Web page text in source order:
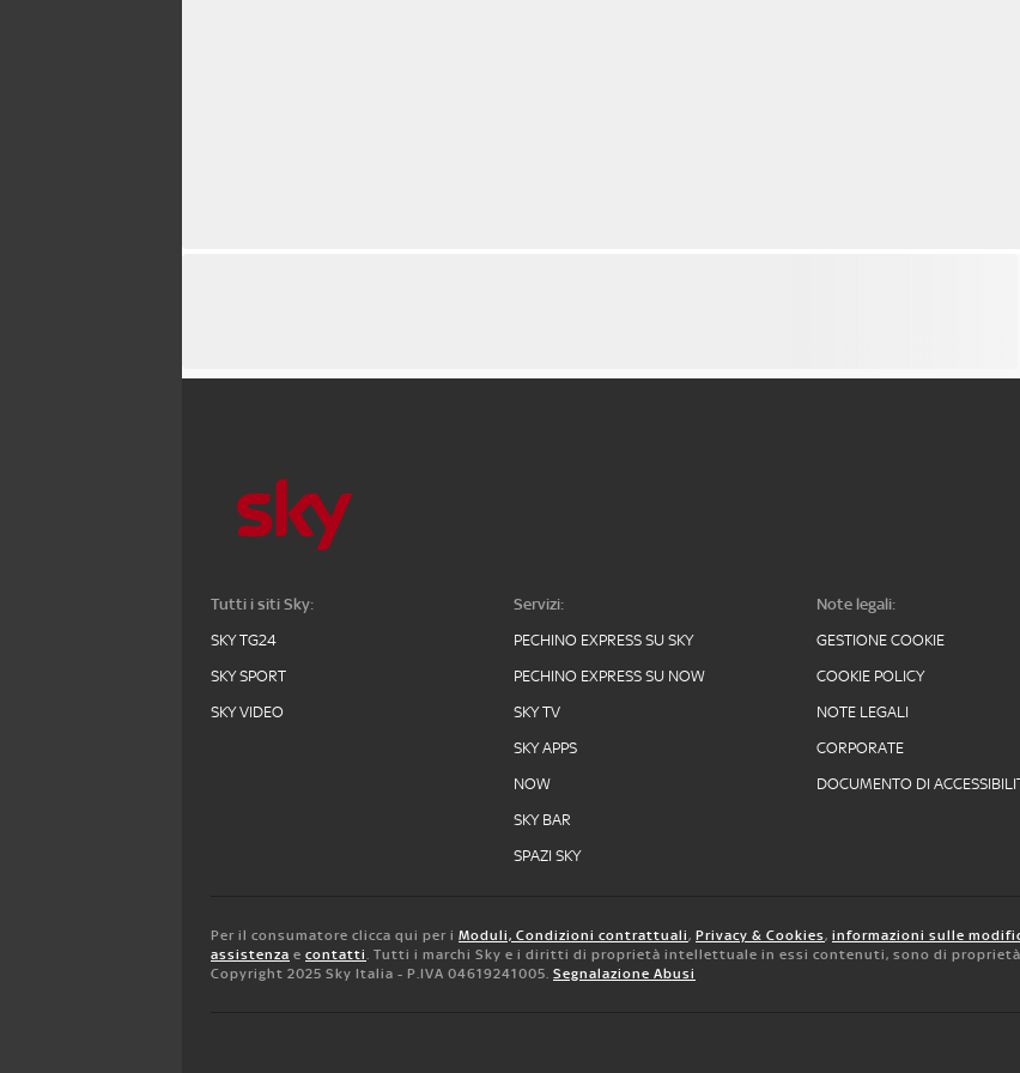
Tutti i siti Sky:
SKY TG24
SKY SPORT
SKY VIDEO
Servizi:
PECHINO EXPRESS SU SKY
PECHINO EXPRESS SU NOW
SKY TV
SKY APPS
NOW
SKY BAR
SPAZI SKY
Note legali:
GESTIONE COOKIE
COOKIE POLICY
NOTE LEGALI
CORPORATE
DOCUMENTO DI
Per il consumatore clicca qui per i Moduli, Condizioni contrattuali, Privacy & Cookies, informazioni sulle
assistenza e contatti. Tutti i marchi Sky e i diritti di proprietà intellettuale in essi contenuti, sono di
Copyright 2025 Sky Italia - P.IVA 04619241005. Segnalazione Abusi